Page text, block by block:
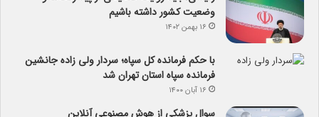
وضعیت کشور داشته باشیم
۱۶ بهمن ۱۴۰۲
با حکم فرمانده کل سپاه؛ سردار ولی زاده جانشین
فرمانده سپاه استان تهران شد
۱۶ آبان ۱۴۰۰
سوال پزشکی از هوش مصنوعی آنلاین